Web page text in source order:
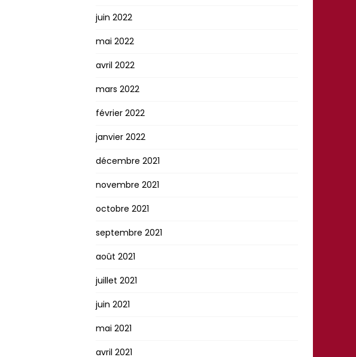
juin 2022
mai 2022
avril 2022
mars 2022
février 2022
janvier 2022
décembre 2021
novembre 2021
octobre 2021
septembre 2021
août 2021
juillet 2021
juin 2021
mai 2021
avril 2021